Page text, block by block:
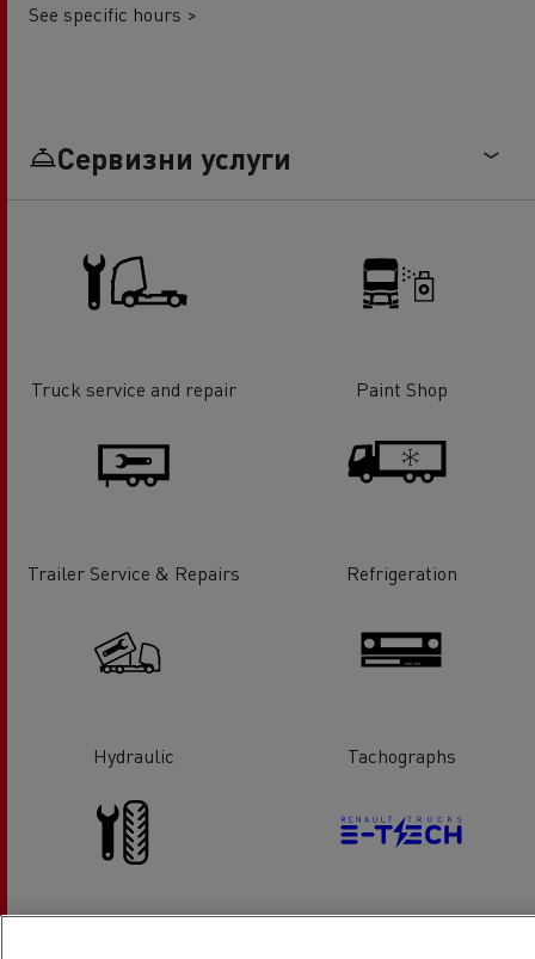
See specific hours >
Сервизни услуги
Truck service and repair Paint Shop
Trailer Service & Repairs Refrigeration
Hydraulic Tachographs